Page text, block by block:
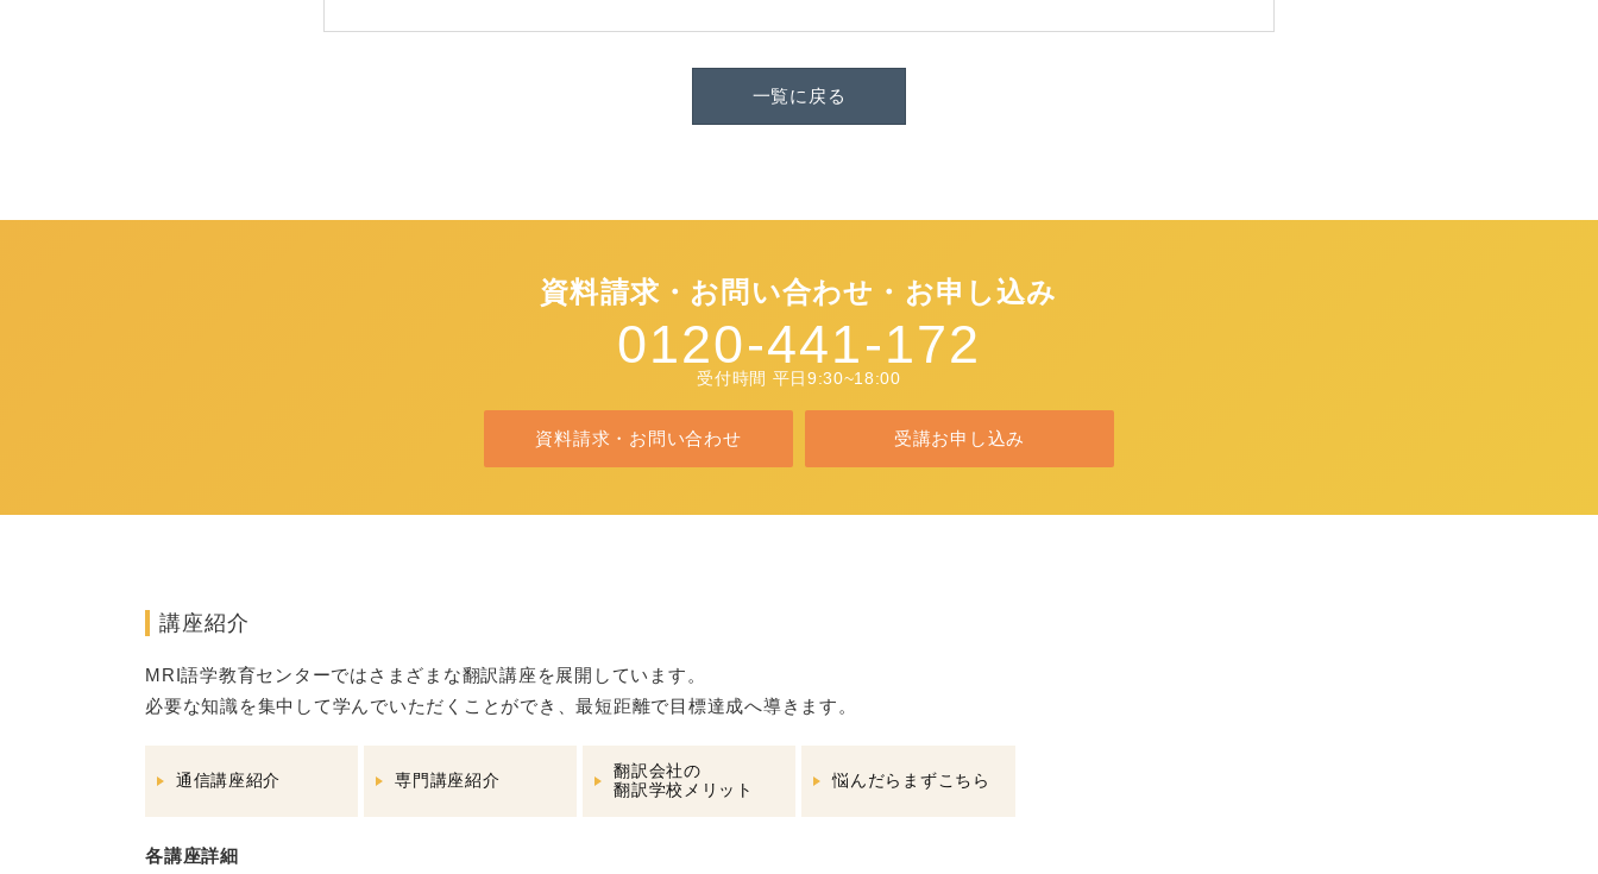
一覧に戻る
資料請求・お問い合わせ・お申し込み
0120-441-172
受付時間 平日9:30~18:00
資料請求・お問い合わせ 受講お申し込み
講座紹介
MRI語学教育センターではさまざまな翻訳講座を展開しています。
必要な知識を集中して学んでいただくことができ、最短距離で目標達成へ導きます。
通信講座紹介 専門講座紹介
翻訳会社の
翻訳学校メリット
悩んだらまずこちら
各講座詳細